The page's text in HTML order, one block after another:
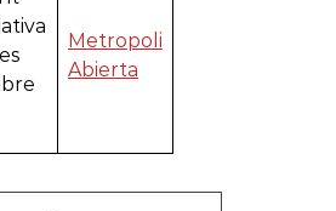
Metropoli
Abierta